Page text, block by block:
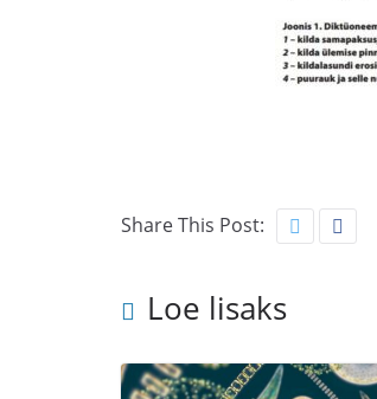
Share This Post:
Loe lisaks